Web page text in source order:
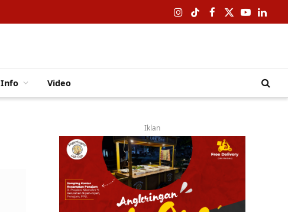
Instagram
TikTokFacebook
X
YouTube
Info Video
Iklan